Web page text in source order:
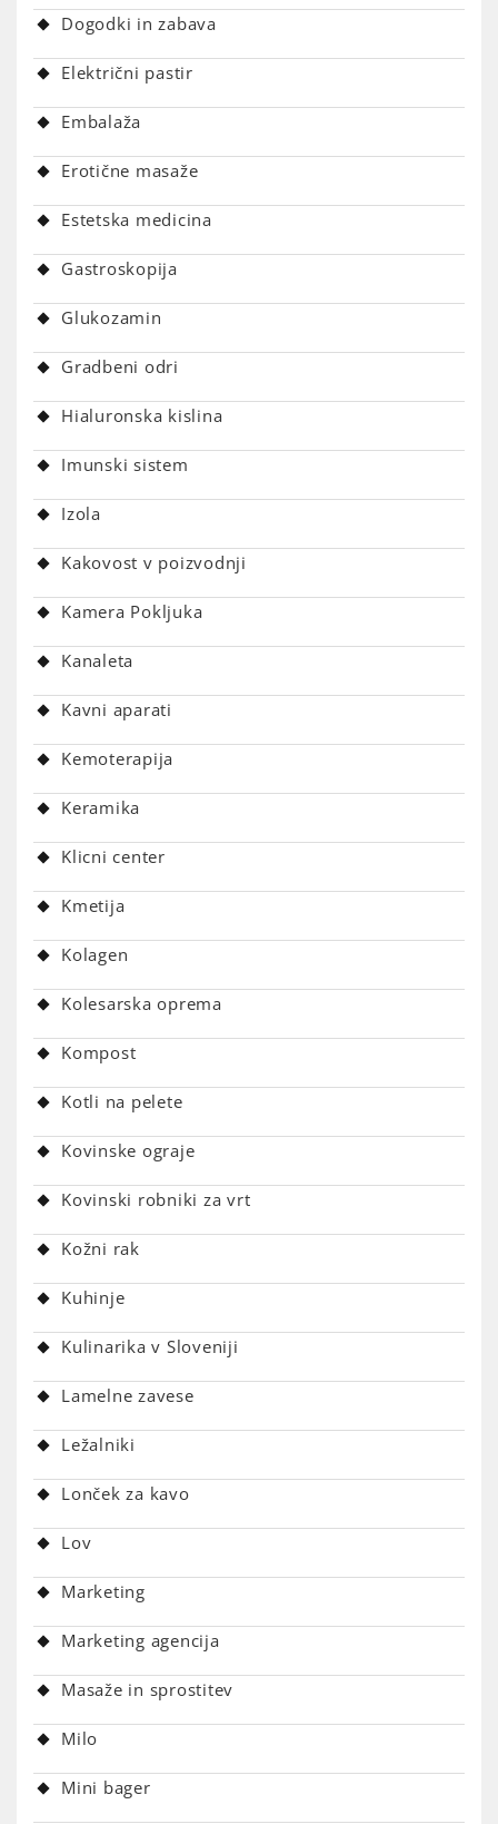
Dogodki in zabava
Električni pastir
Embalaža
Erotične masaže
Estetska medicina
Gastroskopija
Glukozamin
Gradbeni odri
Hialuronska kislina
Imunski sistem
Izola
Kakovost v poizvodnji
Kamera Pokljuka
Kanaleta
Kavni aparati
Kemoterapija
Keramika
Klicni center
Kmetija
Kolagen
Kolesarska oprema
Kompost
Kotli na pelete
Kovinske ograje
Kovinski robniki za vrt
Kožni rak
Kuhinje
Kulinarika v Sloveniji
Lamelne zavese
Ležalniki
Lonček za kavo
Lov
Marketing
Marketing agencija
Masaže in sprostitev
Milo
Mini bager